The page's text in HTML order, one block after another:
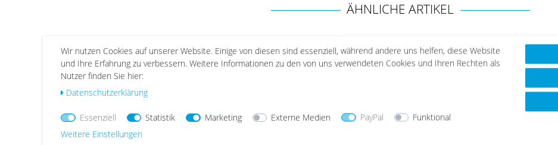
ÄHNLICHE ARTIKEL
Wu
hlist
Wir nutzen Cookies auf unserer Website. Einige von diesen sind essenziell, während andere uns helfen, diese Website
und Ihre Erfahrung zu verbessern. Weitere Informationen zu den von uns verwendeten Cookies und Ihren Rechten als
Nutzer finden Sie hier:
Daten­schutz­erklärung
Essenziell Statistik Marketing Externe Medien PayPal
Funktional
Weitere Einstellungen